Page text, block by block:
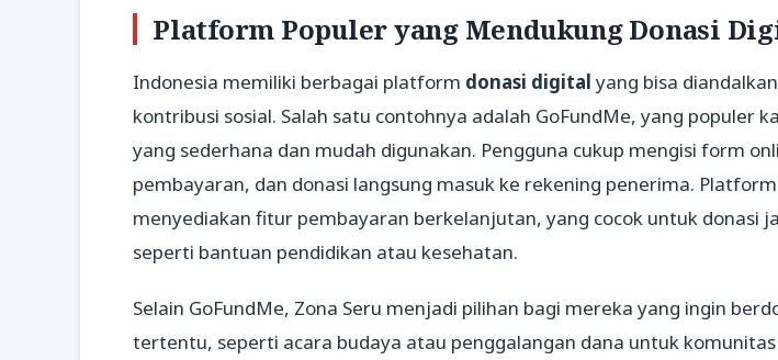
Platform Populer yang Mendukung Donasi
Indonesia memiliki berbagai platform donasi digital yang bisa
kontribusi sosial. Salah satu contohnya adalah GoFundMe, yang populer
yang sederhana dan mudah digunakan. Pengguna cukup mengisi form
pembayaran, dan donasi langsung masuk ke rekening penerima.
menyediakan fitur pembayaran berkelanjutan, yang cocok untuk donasi
seperti bantuan pendidikan atau kesehatan.
Selain GoFundMe, Zona Seru menjadi pilihan bagi mereka yang ingin
tertentu, seperti acara budaya atau penggalangan dana untuk